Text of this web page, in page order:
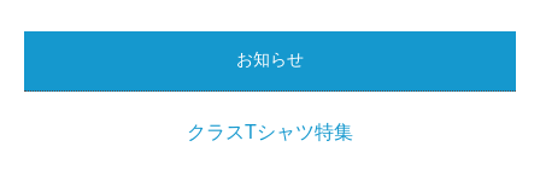
お知らせ
クラスTシャツ特集